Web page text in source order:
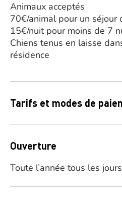
Animaux acceptés
70€/animal pour un séjour
15€/nuit pour moins de 7
Chiens tenus en laisse
résidence
Tarifs et modes de
Ouverture
Toute l’année tous les